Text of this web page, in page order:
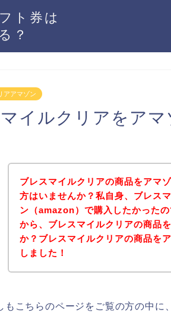
ト券は
？
アアマゾン
イルクリアをア
ブレスマイルクリアの商品をアマ
方はいませんか？私自身、ブレス
ン（amazon）で購入したかった
から、ブレスマイルクリアの商品
か？ブレスマイルクリアの商品を
しました！
もこちらのページをご覧の方の中に